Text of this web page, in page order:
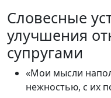
Словесные
улучшения
супругами
«Мои мысли
нежностью, с их